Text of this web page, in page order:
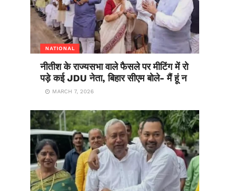
NATIONAL
नीतीश के राज्यसभा वाले फैसले पर मीटिंग में रो
पड़े कई JDU नेता, बिहार सीएम बोले- मैं हूं न
MARCH 7, 2026